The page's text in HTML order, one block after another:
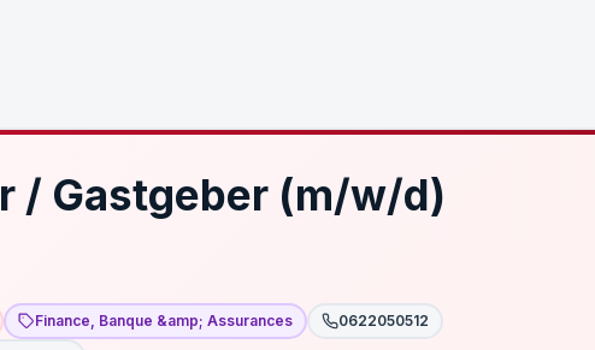
/ Gastgeber (m/w/d)
Finance, Banque &amp; Assurances
0622050512